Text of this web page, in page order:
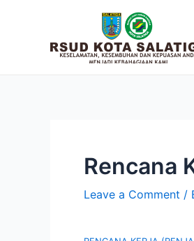
Rencana
Leave a Comment /